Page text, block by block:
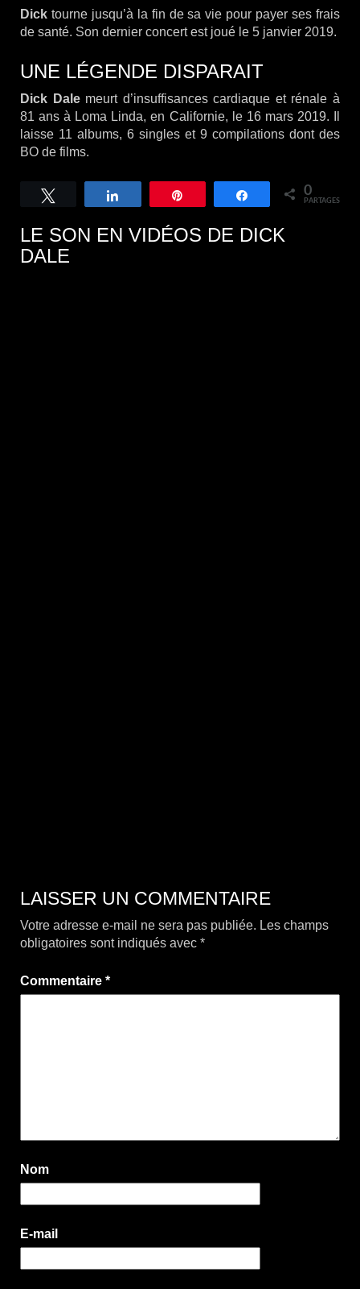
Dick tourne jusqu’à la fin de sa vie pour payer ses frais
de santé. Son dernier concert est joué le 5 janvier 2019.
UNE LÉGENDE DISPARAIT
Dick Dalemeurt d’insuffisances cardiaque et rénale à
81 ans à Loma Linda, en Californie, le 16 mars 2019. Il
laisse 11 albums, 6 singles et 9 compilations dont des
BO de films.
Partagez 0
PARTAGES
LE SON EN VIDÉOS DE DICK
DALE
LAISSER UN COMMENTAIRE
Votre adresse e-mail ne sera pas publiée. Les champs
obligatoires sont indiqués avec *
Commentaire *
Nom
E-mail